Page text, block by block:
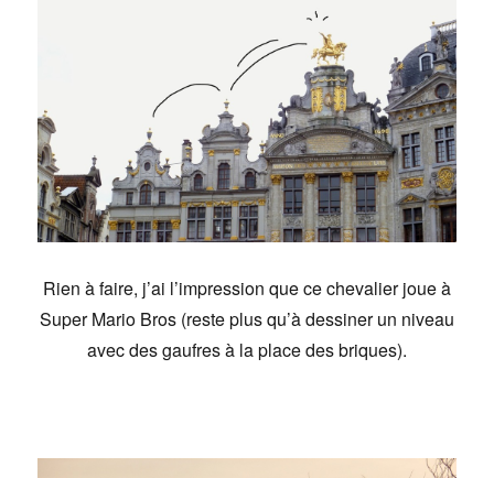
Rien à faire, j’ai l’impression que ce chevalier joue à
Super Mario Bros (reste plus qu’à dessiner un niveau
avec des gaufres à la place des briques).